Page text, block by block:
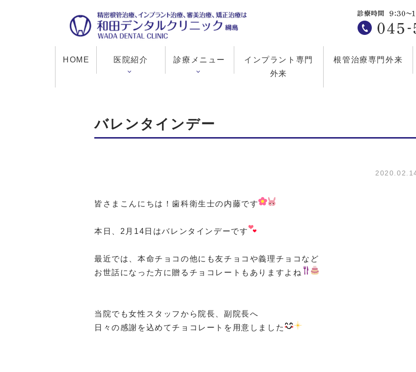
HOME 医院紹介 診療メニュー
インプラント専門
外来
根管治療専門外来
バレンタインデー
皆さまこんにちは！歯科衛生士の内藤です
本日、2月14日はバレンタインデーです
最近では、本命チョコの他にも友チョコや義理チョコなど
お世話になった方に贈るチョコレートもありますよね
当院でも女性スタッフから院長、副院長へ
日々の感謝を込めてチョコレートを用意しました